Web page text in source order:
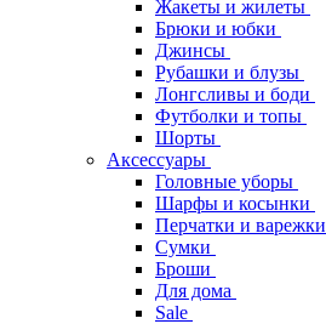
Жакеты и жилеты
Брюки и юбки
Джинсы
Рубашки и блузы
Лонгсливы и боди
Футболки и топы
Шорты
Аксессуары
Головные уборы
Шарфы и косынки
Перчатки и варежки
Сумки
Броши
Для дома
Sale